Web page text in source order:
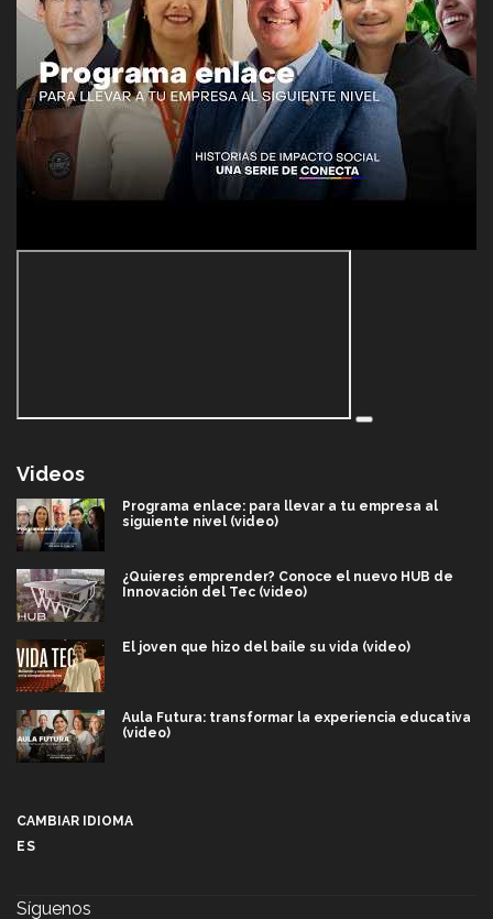
Videos
Programa enlace: para llevar a tu empresa al
siguiente nivel (video)
¿Quieres emprender? Conoce el nuevo HUB de
Innovación del Tec (video)
El joven que hizo del baile su vida (video)
Aula Futura: transformar la experiencia educativa
(video)
CAMBIAR IDIOMA
ES
Síguenos